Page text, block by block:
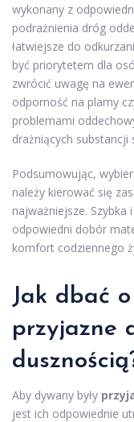
wykonany z
podrażnienia dróg
łatwiejsze do
być priorytetem dla
zwrócić uwagę na
odporność na plamy
problemami
drażniących substancji
Podsumowując,
należy kierować się
najważniejsze. Szybka
odpowiedni dobór
komfort codziennego
Jak dbać
przyjazne
Aby dywany były
jest ich odpowiednie